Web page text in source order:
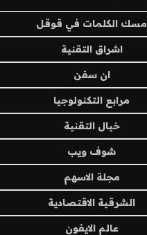
مسك الكلمات في قوقل
اشراق التقنية
ان سفن
مرابع التكنولوجيا
خيال التقنية
شوف ويب
مجلة الاسهم
الشرقية الاقتصادية
عالم الايفون